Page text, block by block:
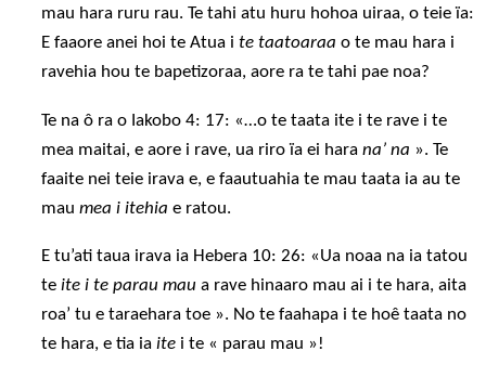
mau hara ruru rau. Te tahi atu huru hohoa uiraa, o teie ïa:
E faaore anei hoi te Atua ite taatoaraa o te mau hara i
ravehia hou te bapetizoraa, aore ra te tahi pae noa?
Te na ô ra o Iakobo 4: 17: «…o te taata ite i te rave i te
mea maitai, e aore i rave, ua riro ïa ei harana’ na ». Te
faaite nei teie irava e, e faautuahia te mau taata ia au te
maumea i itehia e ratou.
E tu’ati taua irava ia Hebera 10: 26: «Ua noaa na ia tatou
teite i te parau mau a rave hinaaro mau ai i te hara, aita
roa’ tu e taraehara toe ». No te faahapa i te hoê taata no
te hara, e tia iaite i te « parau mau »!